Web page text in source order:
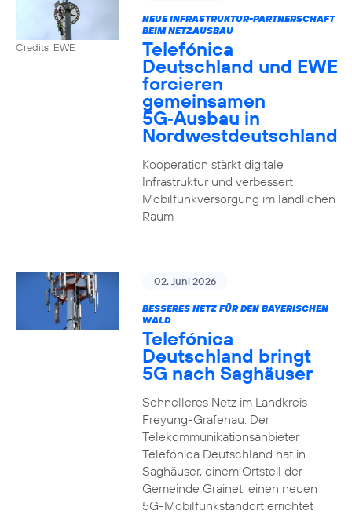
Credits: EWE
NEUE INFRASTRUKTUR-PARTNERSCHAFT
BEIM NETZAUSBAU
Telefónica
Deutschland und EWE
forcieren
gemeinsamen
5G‑Ausbau in
Nordwestdeutschland
Kooperation stärkt digitale
Infrastruktur und verbessert
Mobilfunkversorgung im ländlichen
Raum
02. Juni 2026
BESSERES NETZ FÜR DEN BAYERISCHEN
WALD
Telefónica
Deutschland bringt
5G nach Saghäuser
Schnelleres Netz im Landkreis
Freyung-Grafenau: Der
Telekommunikationsanbieter
Telefónica Deutschland hat in
Saghäuser, einem Ortsteil der
Gemeinde Grainet, einen neuen
5G-Mobilfunkstandort errichtet